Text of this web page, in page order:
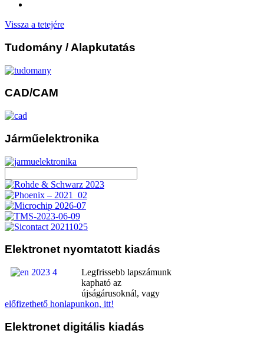
Vissza a tetejére
Tudomány / Alapkutatás
CAD/CAM
Járműelektronika
Elektronet nyomtatott kiadás
Legfrissebb lapszámunk
kapható az
újságárusoknál, vagy
előfizethető honlapunkon, itt!
Elektronet digitális kiadás